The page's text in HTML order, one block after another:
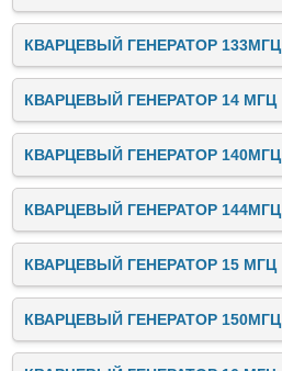
КВАРЦЕВЫЙ ГЕНЕРАТОР 133МГЦ
КВАРЦЕВЫЙ ГЕНЕРАТОР 14 МГЦ
КВАРЦЕВЫЙ ГЕНЕРАТОР 140МГЦ
КВАРЦЕВЫЙ ГЕНЕРАТОР 144МГЦ
КВАРЦЕВЫЙ ГЕНЕРАТОР 15 МГЦ
КВАРЦЕВЫЙ ГЕНЕРАТОР 150МГЦ